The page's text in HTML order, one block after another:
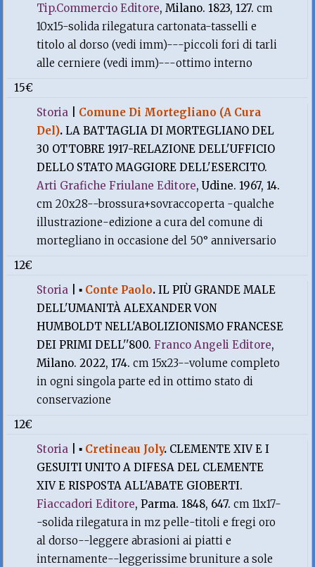
Tip.Commercio Editore, Milano. 1823, 127.cm
10x15-solida rilegatura cartonata-tasselli e
titolo al dorso (vedi imm)---piccoli fori di tarli
alle cerniere (vedi imm)---ottimo interno
15€
Storia
Comune Di Mortegliano (A Cura
Del).LA BATTAGLIA DI MORTEGLIANO DEL
30 OTTOBRE 1917-RELAZIONE DELL'UFFICIO
DELLO STATO MAGGIORE DELL'ESERCITO.
Arti Grafiche Friulane Editore, Udine. 1967, 14.
cm 20x28--brossura+sovraccoperta -qualche
illustrazione-edizione a cura del comune di
mortegliano in occasione del 50° anniversario
12€
Storia |▪ Conte Paolo.IL PIÙ GRANDE MALE
DELL'UMANITÀ ALEXANDER VON
HUMBOLDT NELL'ABOLIZIONISMO FRANCESE
DEI PRIMI DELL''800.Franco Angeli Editore,
Milano. 2022, 174.cm 15x23--volume completo
in ogni singola parte ed in ottimo stato di
conservazione
12€
Storia |▪ Cretineau Joly. CLEMENTE XIV E I
GESUITI UNITO A DIFESA DEL CLEMENTE
XIV E RISPOSTA ALL'ABATE GIOBERTI.
Fiaccadori Editore, Parma. 1848, 647.cm 11x17-
-solida rilegatura in mz pelle-titoli e fregi oro
al dorso--leggere abrasioni ai piatti e
internamente--leggerissime bruniture a sole